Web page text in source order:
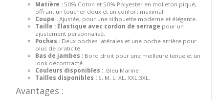
Matière : 50% Coton et 50% Polyester en molleton piqué,
offrant un toucher doux et un confort maximal.
Coupe : Ajustée, pour une silhouette moderne et élégante.
Taille : Élastique avec cordon de serrage pour un
ajustement personnalisé.
Poches : Deux poches latérales et une poche arrière pour
plus de praticité
Bas de jambes : Bord droit pour une meilleure tenue et un
look décontracté.
Couleurs disponibles : Bleu Marine
Tailles disponibles : S, M, L, XL, XXL,3XL.
Avantages :